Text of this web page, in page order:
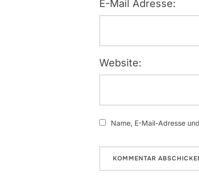
E-Mail Adresse:
Website:
Name, E-Mail-Adresse